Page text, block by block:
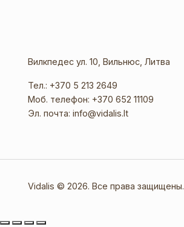
Вилкпедес ул. 10, Вильнюс, Литва
Тел.: +370 5 213 2649
Моб. телефон: +370 652 11109
Эл. почта: info@vidalis.lt
Vidalis © 2026. Все права защищены.